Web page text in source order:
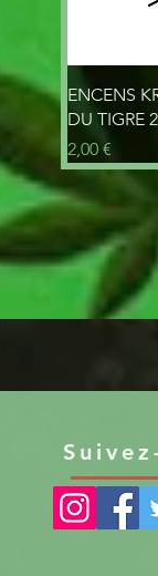
ENCENS
DU TIGRE
Prix
2,00 €